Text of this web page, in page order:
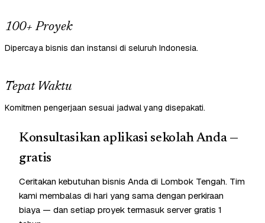
100+ Proyek
Dipercaya bisnis dan instansi di seluruh Indonesia.
Tepat Waktu
Komitmen pengerjaan sesuai jadwal yang disepakati.
Konsultasikan aplikasi sekolah Anda —
gratis
Ceritakan kebutuhan bisnis Anda di Lombok Tengah. Tim
kami membalas di hari yang sama dengan perkiraan
biaya — dan setiap proyek termasuk server gratis 1